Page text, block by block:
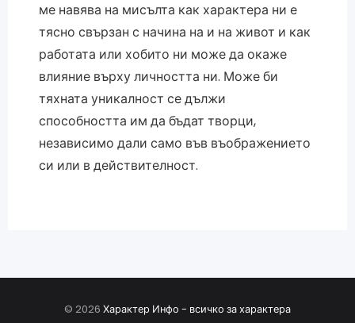
ме навява на мисълта как характера ни е
тясно свързан с начина на и на живот и как
работата или хобито ни може да окаже
влияние върху личността ни. Може би
тяхната уникалност се дължи
способността им да бъдат творци,
независимо дали само във въображението
си или в действителност.
© 2026 Характер Инфо - всичко за характера